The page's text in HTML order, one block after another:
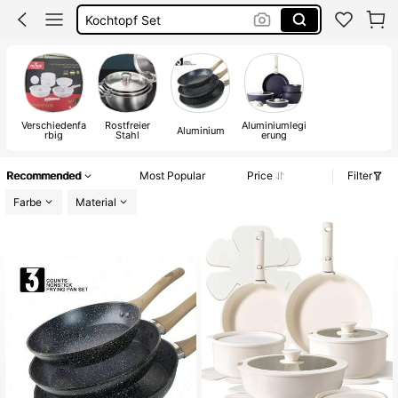
Kochtopf Set
Topf Kochen Set
Topf Set
Verschiedenfa
rbig
Rostfreier
Stahl Aluminium Aluminiumlegi
erung
Recommended Most Popular Price
Filter
Farbe
Material